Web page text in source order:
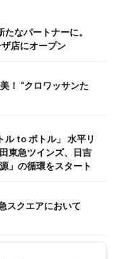
なパートナーに。
店にオープン
！ “クロワッサンた
ル to ボトル」 水平リ
東急ツインズ、日吉
」の循環をスタート
スクエアにおいて